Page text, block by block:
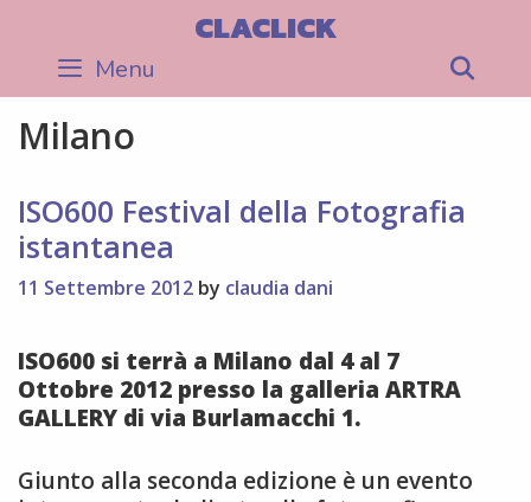
content
CLACLICK
Menu
Milano
ISO600 Festival della Fotografia
istantanea
11 Settembre 2012 by claudia dani
ISO600 si terrà a Milano dal 4 al 7
Ottobre 2012 presso la galleria ARTRA
GALLERY di via Burlamacchi 1.
Giunto alla seconda edizione è un evento